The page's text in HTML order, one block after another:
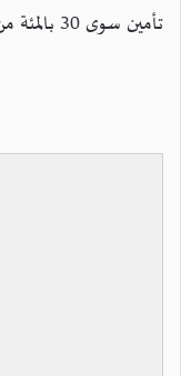
تأمين سوى 30 بالمئة من الأموال المطلوبة.